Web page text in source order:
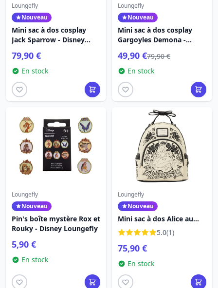
Loungefly
Nouveau
Mini sac à dos cosplay
Jack Sparrow - Disney
Caraïbes
79,90 €
En stock
Loungefly
Nouveau
Mini sac à dos cosplay
Gargoyles Demona -
49,90 €79,90 €
En stock
Loungefly
Nouveau
Pin's boîte mystère Rox et
Rouky - Disney Loungefly
5,90 €
En stock
Loungefly
Nouveau
Mini sac à dos Alice au
pays des merveilles brodé
de fleurs - Disney
Loungefly
5.0(1)
75,90 €
En stock